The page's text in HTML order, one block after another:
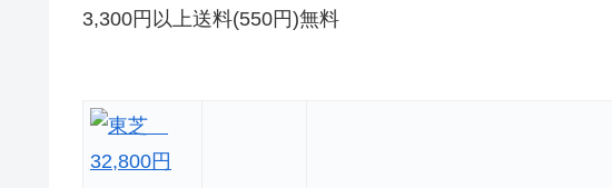
3,300円以上送料(550円)無料